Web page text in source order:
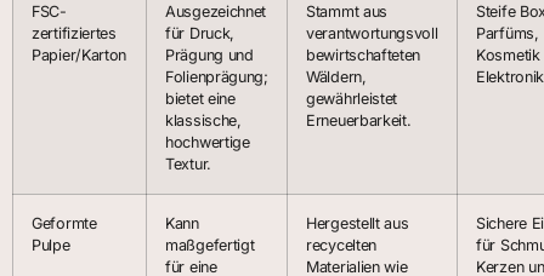
FSC-
zertifiziertes
Papier/Karton
Ausgezeichnet
für Druck,
Prägung und
Folienprägung;
bietet eine
klassische,
hochwertige
Textur.
Stammt aus
verantwortungsvoll
bewirtschafteten
Wäldern,
gewährleistet
Erneuerbarkeit.
Steife
Parfüms,
Kosmetik
Geformte
Pulpe
Kann
maßgefertigt
für eine
Hergestellt aus
recycelten
Materialien wie
Sichere
für
Kerzen